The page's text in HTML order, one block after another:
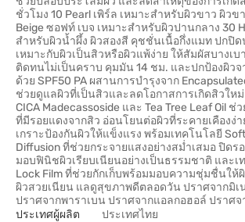
ชั่วโมง 10 Pearl เพิร์ล เหมาะสำหรับผิวขาว ผิว
Beige ซอฟท์ เบจ เหมาะสำหรับผิวปานกลาง 30
สำหรับผิวน้ำผึ้ง ผิวสองสี คุชชั่นเนื้อกึ่งแมท ปกปิด
เหมาะกับผิวเป็นสิวหรือผิวแพ้ง่าย ให้สัมผัสบางเบ
ติดทนไม่เป็นคราบ คุมมัน 14 ชม. และปกป้องผิวจ
ด้วย SPF50 PA ผสานการบำรุงจาก
ช่วยดูแลผิวที่เป็นสิวและลดโอกาสการเกิดสิวใหม่
CICA Madecassoside และ Tea Tree Leaf Oil
ที่มีรอยแดงจากสิว อ่อนโยนต่อผิวที่ระคายเคืองง่า
เกราะป้องกันผิวให้แข็งแรง พร้อมเทคโนโลยี
Diffusion ที่ช่วยกระจายแสงอย่างสม่ำเสมอ ปิดร
มอบฟินิชผิวเรียบเนียนอย่างเป็นธรรมชาติ และเ
Lock Film ที่ช่วยกักเก็บพร้อมมอบความชุ่มชื่นให้
ผิวสวยเนียน แลดูสุขภาพดีตลอดวัน ปราศจากมิเ
ปราศจากพาราเบน ปราศจากแอลกอฮอล์ ปราศ
ประเทศผู้ผลิต
ประเทศไทย